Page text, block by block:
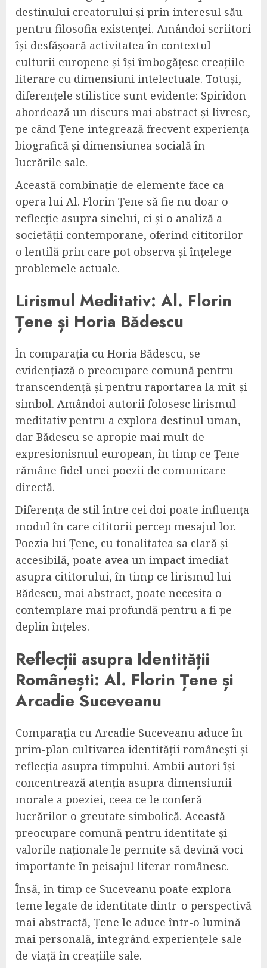
destinului creatorului și prin interesul său
pentru filosofia existenței. Amândoi scriitori
își desfășoară activitatea în contextul
culturii europene și își îmbogățesc creațiile
literare cu dimensiuni intelectuale. Totuși,
diferențele stilistice sunt evidente: Spiridon
abordează un discurs mai abstract și livresc,
pe când Țene integrează frecvent experiența
biografică și dimensiunea socială în
lucrările sale.
Această combinație de elemente face ca
opera lui Al. Florin Țene să fie nu doar o
reflecție asupra sinelui, ci și o analiză a
societății contemporane, oferind cititorilor
o lentilă prin care pot observa și înțelege
problemele actuale.
Lirismul Meditativ: Al. Florin
Țene și Horia Bădescu
În comparația cu Horia Bădescu, se
evidențiază o preocupare comună pentru
transcendență și pentru raportarea la mit și
simbol. Amândoi autorii folosesc lirismul
meditativ pentru a explora destinul uman,
dar Bădescu se apropie mai mult de
expresionismul european, în timp ce Țene
rămâne fidel unei poezii de comunicare
directă.
Diferența de stil între cei doi poate influența
modul în care cititorii percep mesajul lor.
Poezia lui Țene, cu tonalitatea sa clară și
accesibilă, poate avea un impact imediat
asupra cititorului, în timp ce lirismul lui
Bădescu, mai abstract, poate necesita o
contemplare mai profundă pentru a fi pe
deplin înțeles.
Reflecții asupra Identității
Românești: Al. Florin Țene și
Arcadie Suceveanu
Comparația cu Arcadie Suceveanu aduce în
prim-plan cultivarea identității românești și
reflecția asupra timpului. Ambii autori își
concentrează atenția asupra dimensiunii
morale a poeziei, ceea ce le conferă
lucrărilor o greutate simbolică. Această
preocupare comună pentru identitate și
valorile naționale le permite să devină voci
importante în peisajul literar românesc.
Însă, în timp ce Suceveanu poate explora
teme legate de identitate dintr-o perspectivă
mai abstractă, Țene le aduce într-o lumină
mai personală, integrând experiențele sale
de viață în creațiile sale.